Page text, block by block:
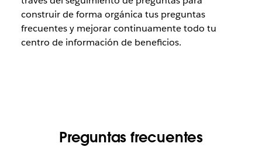
construir de forma orgánica tus preguntas
frecuentes y mejorar continuamente todo tu
centro de información de beneficios.
Preguntas frecuentes